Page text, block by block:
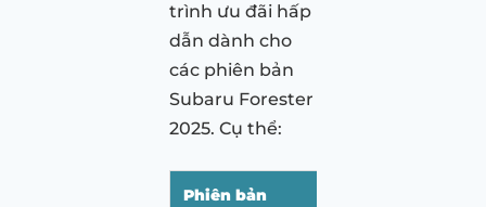
trình ưu đãi hấp
dẫn dành cho
các phiên bản
Subaru Forester
2025. Cụ thể:
Phiên bản